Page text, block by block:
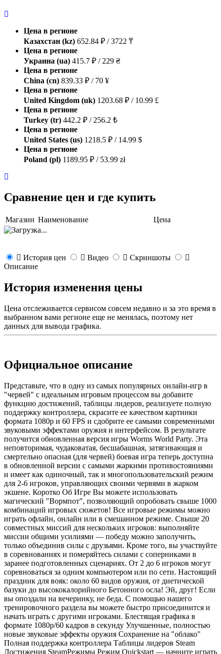
Цена в регионе
Казахстан (kz) 652.84 ₽ / 3722 ₸
Цена в регионе
Украина (ua) 415.7 ₽ / 229 ₴
Цена в регионе
China (cn) 839.33 ₽ / 70 ¥
Цена в регионе
United Kingdom (uk) 1203.68 ₽ / 10.99 £
Цена в регионе
Turkey (tr) 442.2 ₽ / 256.2 ₺
Цена в регионе
United States (us) 1218.5 ₽ / 14.99 $
Цена в регионе
Poland (pl) 1189.95 ₽ / 53.99 zł
Сравнение цен и где купить
Магазин Наименование Цена
История цен Видео
Скриншоты
Описание
История изменения цены
Цена отслеживается сервисом совсем недавно и за это время в
выбранном вами регионе еще не менялась, поэтому нет
данных для вывода графика.
Официальное описание
Представьте, что в одну из самых популярных онлайн-игр в
"червей" с идеальным игровым процессом вы добавите
функцию достижений, таблицы лидеров, реализуете полную
поддержку контроллера, скрасите ее качеством картинки
формата 1080p и 60 FPS и сдобрите ее самыми современными
звуковыми эффектами оружия и интерфейсом. В результате
получится обновленная версия игры Worms World Party. Эта
неповторимая, чудаковатая, бесшабашная, затягивающая и
смертельно опасная (для червей) боевая игра теперь доступна
в обновленной версии с самыми жаркими противостояниями
и имеет как одиночный, так и многопользовательский режим
для 2-6 игроков, управляющих своими червями в жарком
экшене. Коротко Об Игре Вы можете использовать
магический "Вормпот", позволяющий опробовать свыше 1000
комбинаций игровых сюжетов! Все игровые режимы можно
играть офлайн, онлайн или в смешанном режиме. Свыше 20
совместных миссий для нескольких игроков: выполняйте
миссии общими усилиями — победу можно заполучить,
только объединив силы с друзьями. Кроме того, вы участвуйте
в соревнованиях и померяйтесь силами с соперниками в
заранее подготовленных сценариях. От 2 до 6 игроков могут
соревноваться за одним компьютером или по сети. Настоящий
праздник для вояк: около 60 видов оружия, от диетической
базуки до высококалорийного Бетонного осла! Эй, друг! Если
вы опоздали на вечеринку, не беда. С помощью нашего
тренировочного раздела вы можете быстро присоединится и
начать играть с другими игроками. Блестящая графика в
формате 1080p/60 кадров в секунду Улучшенные, полностью
новые звуковые эффекты оружия Сохранение на "облако"
Полная поддержка контроллера Таблицы лидеров Steam
Достижения SteamРежимы Режим Quickstart — начните играть